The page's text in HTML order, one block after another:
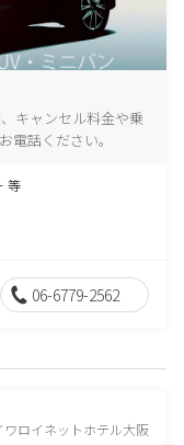
キャンセル料金や乗
電話ください。
等
06-6779-2562
ロイネットホテル大阪